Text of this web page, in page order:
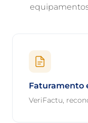
Faturamento
VeriFactu,